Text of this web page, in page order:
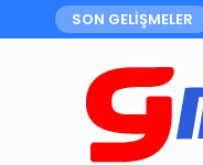
SON GELİŞMELER